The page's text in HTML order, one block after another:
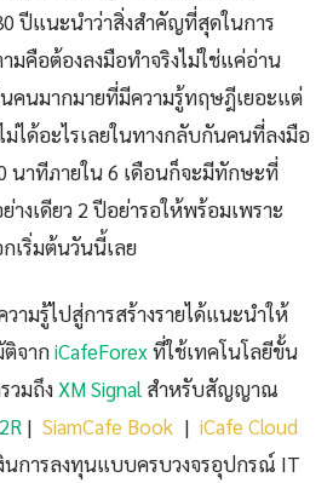
ปีแนะนำว่าสิ่งสำคัญที่สุดในการ
มคือต้องลงมือทำจริงไม่ใช่แค่อ่าน
คนมากมายที่มีความรู้ทฤษฎีเยอะแต่
ม่ได้อะไรเลยในทางกลับกันคนที่ลงมือ
นาทีภายใน 6 เดือนก็จะมีทักษะที่
งเดียว 2 ปีอย่ารอให้พร้อมเพราะ
เริ่มต้นวันนี้เลย
ามรู้ไปสู่การสร้างรายได้แนะนำให้
จากiCafeForex ที่ใช้เทคโนโลยีขั้น
วมถึง XM Signal สำหรับสัญญาณ
| SiamCafe Book | iCafe Cloud
งินการลงทุนแบบครบวงจรอุปกรณ์ IT